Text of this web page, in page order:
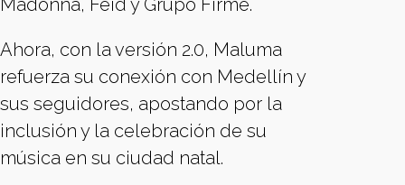
Madonna, Feid y Grupo Firme.
Ahora, con la versión 2.0, Maluma
refuerza su conexión con Medellín y
sus seguidores, apostando por la
inclusión y la celebración de su
música en su ciudad natal.